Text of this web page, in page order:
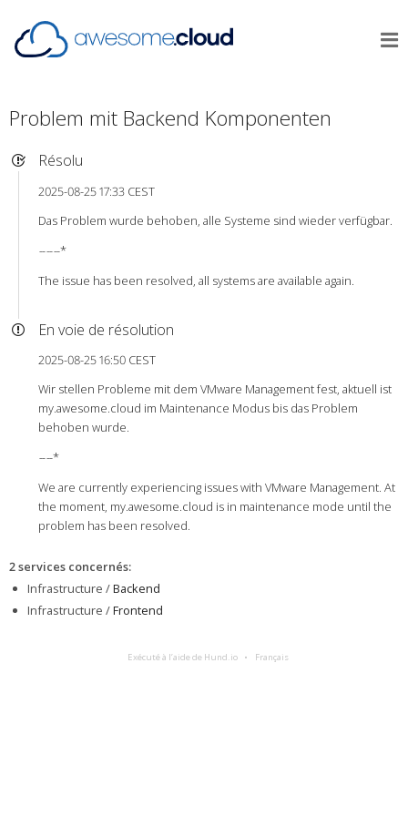
Problem mit Backend Komponenten
Résolu
2025-08-25 17:33 CEST
Das Problem wurde behoben, alle Systeme sind wieder verfügbar.
------*
The issue has been resolved, all systems are available again.
En voie de résolution
2025-08-25 16:50 CEST
Wir stellen Probleme mit dem VMware Management fest, aktuell ist
my.awesome.cloud im Maintenance Modus bis das Problem
behoben wurde.
----*
We are currently experiencing issues with VMware Management. At
the moment, my.awesome.cloud is in maintenance mode until the
problem has been resolved.
2 services concernés:
Infrastructure /Backend
Infrastructure /Frontend
Exécuté à l’aide de Hund.io Français